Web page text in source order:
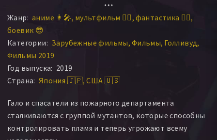
Кэндо Кобаяси
Жанр: аниме 👩‍🎤 мультфильм 🧚‍♀️ фантастика 🧙‍♀️
боевик 😎
Категории: Зарубежные фильмы Фильмы Голливуд
Фильмы 2019
Год выпуска: 2019
Страна: Япония 🇯🇵 США 🇺🇸
Гало и спасатели из пожарного департамента
сталкиваются с группой мутантов, которые способны
контролировать пламя и теперь угрожают всему